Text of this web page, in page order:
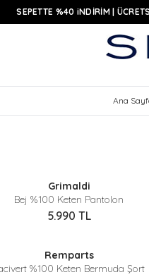
SEPETTE %40 iNDİRİM |
Ana
Grimaldi
Bej %100 Keten Pantolon
5.990 TL
Remparts
%100 Keten Bermuda Şort